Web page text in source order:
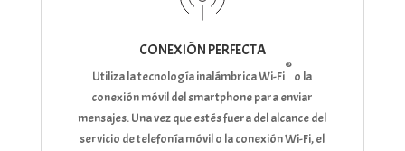
CONEXIÓN PERFECTA
Utiliza la tecnología inalámbrica Wi-Fi
®
o la
conexión móvil del smartphone para enviar
mensajes. Una vez que estés fuera del alcance del
servicio de telefonía móvil o la conexión Wi-Fi, el